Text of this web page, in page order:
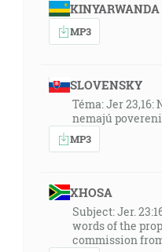
KINYARWANDA
MP3
SLOVENSKY
Téma: Jer
nemajú
MP3
XHOSA
Subject: Jer.
words of the
commission